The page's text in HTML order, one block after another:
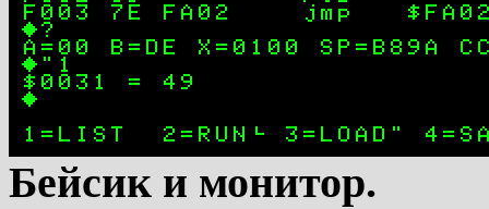
Бейсик и монитор.